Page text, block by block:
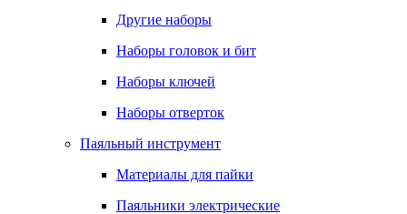
Другие наборы
Наборы головок и бит
Наборы ключей
Наборы отверток
Паяльный инструмент
Материалы для пайки
Паяльники электрические